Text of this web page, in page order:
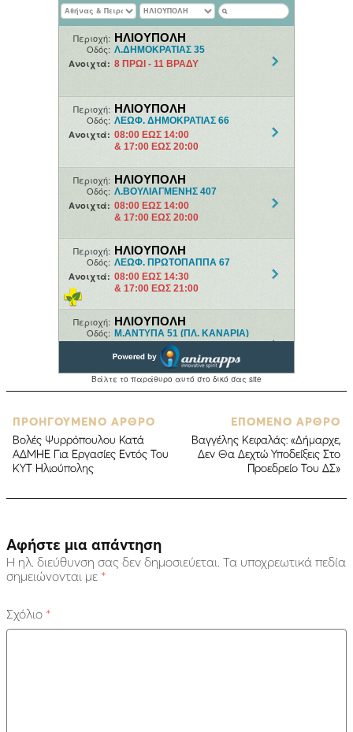
ΠΡΟΗΓΟΥΜΕΝΟ ΑΡΘΡΟ
Βολές Ψυρρόπουλου Κατά
ΑΔΜΗΕ Για Εργασίες Εντός Του
ΚΥΤ Ηλιούπολης
ΕΠΟΜΕΝΟ ΑΡΘΡΟ
Βαγγέλης Κεφαλάς: «Δήμαρχε,
Δεν Θα Δεχτώ Υποδείξεις Στο
Προεδρείο Του ΔΣ»
Αφήστε μια απάντηση
Η ηλ. διεύθυνση σας δεν δημοσιεύεται. Τα υποχρεωτικά πεδία
σημειώνονται με *
Σχόλιο *